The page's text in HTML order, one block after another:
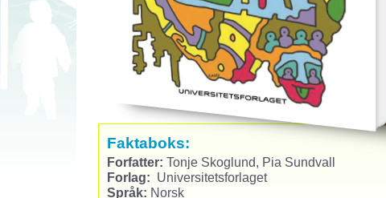
Faktaboks:
Forfatter: Tonje Skoglund, Pia Sundvall
Forlag: Universitetsforlaget
Språk: Norsk